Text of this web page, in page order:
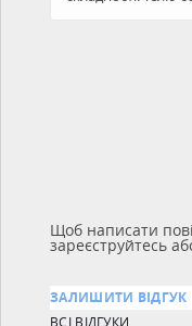
Щоб написати
зареєструйтесь
ЗАЛИШИТИ ВІДГУК
ВСІ ВІДГУКИ